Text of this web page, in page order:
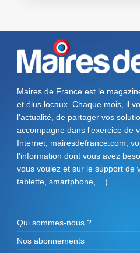
Maires de France est le
et élus locaux. Chaque mois, il
l'actualité, de partager vos
accompagne dans l'exercice de
Internet, mairesdefrance.com,
l'information dont vous avez
vous voulez et sur le support de
tablette, smartphone, ...).
Qui sommes-nous ?
Nos abonnements